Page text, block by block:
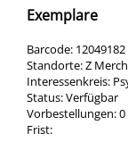
Exemplare
Barcode: 12049182
Standorte:Z
Interessenkreis:
Status:Verfügbar
Vorbestellungen:0
Frist: